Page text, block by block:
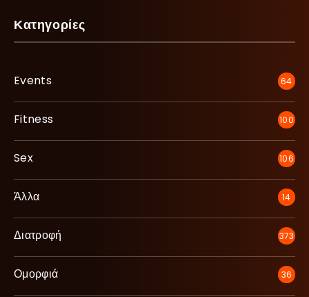
Κατηγορίες
Events 64
Fitness 100
Sex 106
Άλλα 14
Διατροφή 373
Ομορφιά 36